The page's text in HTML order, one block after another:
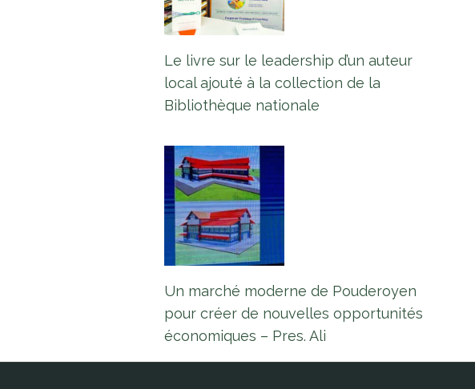
Le livre sur le leadership d’un auteur
local ajouté à la collection de la
Bibliothèque nationale
Un marché moderne de Pouderoyen
pour créer de nouvelles opportunités
économiques – Pres. Ali